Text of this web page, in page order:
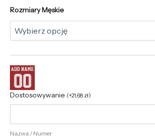
Rozmiary Męskie
Dostosowywanie (+21,68 zł)
Nazwa / Numer